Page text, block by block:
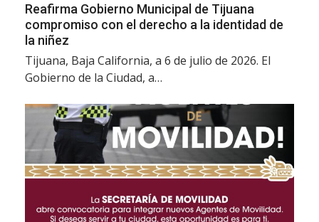
Reafirma Gobierno Municipal de Tijuana
compromiso con el derecho a la identidad de
la niñez
Tijuana, Baja California, a 6 de julio de 2026. El
Gobierno de la Ciudad, a…